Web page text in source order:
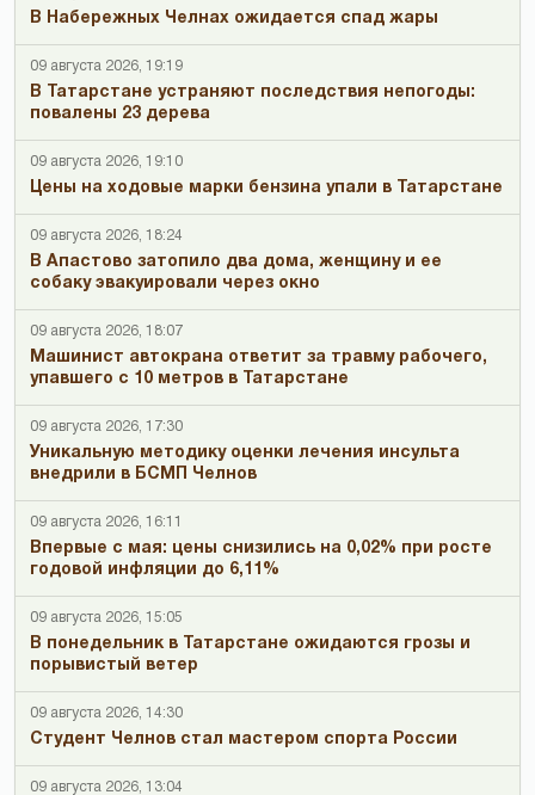
В Набережных Челнах ожидается спад жары
09 августа 2026, 19:19
В Татарстане устраняют последствия непогоды:
повалены 23 дерева
09 августа 2026, 19:10
Цены на ходовые марки бензина упали в Татарстане
09 августа 2026, 18:24
В Апастово затопило два дома, женщину и ее
собаку эвакуировали через окно
09 августа 2026, 18:07
Машинист автокрана ответит за травму рабочего,
упавшего с 10 метров в Татарстане
09 августа 2026, 17:30
Уникальную методику оценки лечения инсульта
внедрили в БСМП Челнов
09 августа 2026, 16:11
Впервые с мая: цены снизились на 0,02% при росте
годовой инфляции до 6,11%
09 августа 2026, 15:05
В понедельник в Татарстане ожидаются грозы и
порывистый ветер
09 августа 2026, 14:30
Студент Челнов стал мастером спорта России
09 августа 2026, 13:04